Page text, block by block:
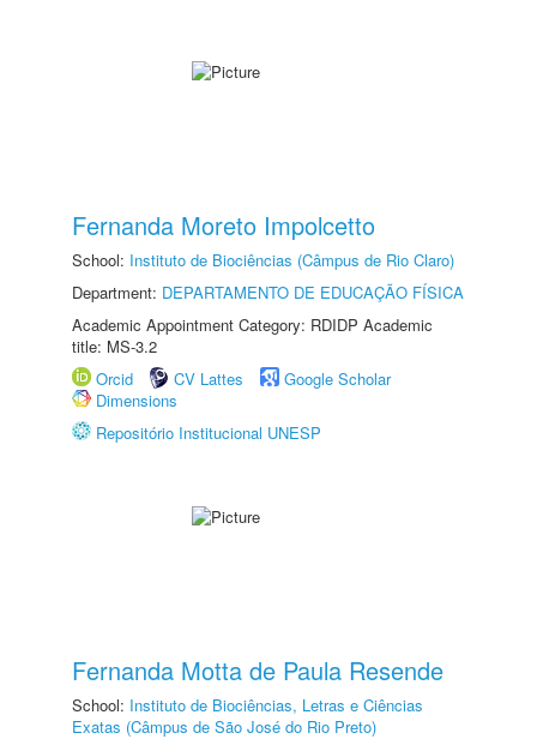
Fernanda Moreto Impolcetto
School: Instituto de Biociências (Câmpus de Rio Claro)
Department: DEPARTAMENTO DE EDUCAÇÃO FÍSICA
Academic Appointment Category: RDIDP Academic
title: MS-3.2
Orcid
CV Lattes
Google Scholar
Dimensions
Repositório Institucional UNESP
Fernanda Motta de Paula Resende
School: Instituto de Biociências, Letras e Ciências
Exatas (Câmpus de São José do Rio Preto)